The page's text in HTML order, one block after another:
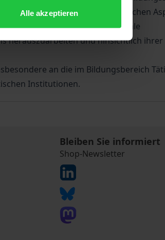
Alle akzeptieren
spanischen bildungsreformerischen
nationale und internationale
herauszuarbeiten und hinsichtlich ihrer
an die im Bildungsbereich
Institutionen.
Bleiben Sie informiert
Shop-Newsletter